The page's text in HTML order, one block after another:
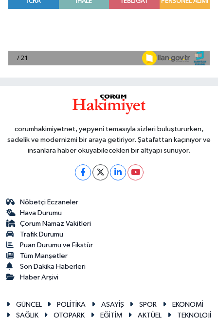
corumhakimiyetnet, yepyeni temasıyla sizleri buluştururken,
sadelik ve modernizmi bir araya getiriyor. Şatafattan kaçınıyor ve
insanlara haber okuyabilecekleri bir altyapı sunuyor.
Nöbetçi Eczaneler
Hava Durumu
Çorum Namaz Vakitleri
Trafik Durumu
Puan Durumu ve Fikstür
Tüm Manşetler
Son Dakika Haberleri
Haber Arşivi
GÜNCEL POLİTİKA ASAYİŞ SPOR
EKONOMİ
SAĞLIK
OTOPARK EĞİTİM AKTÜEL TEKNOLOJİ